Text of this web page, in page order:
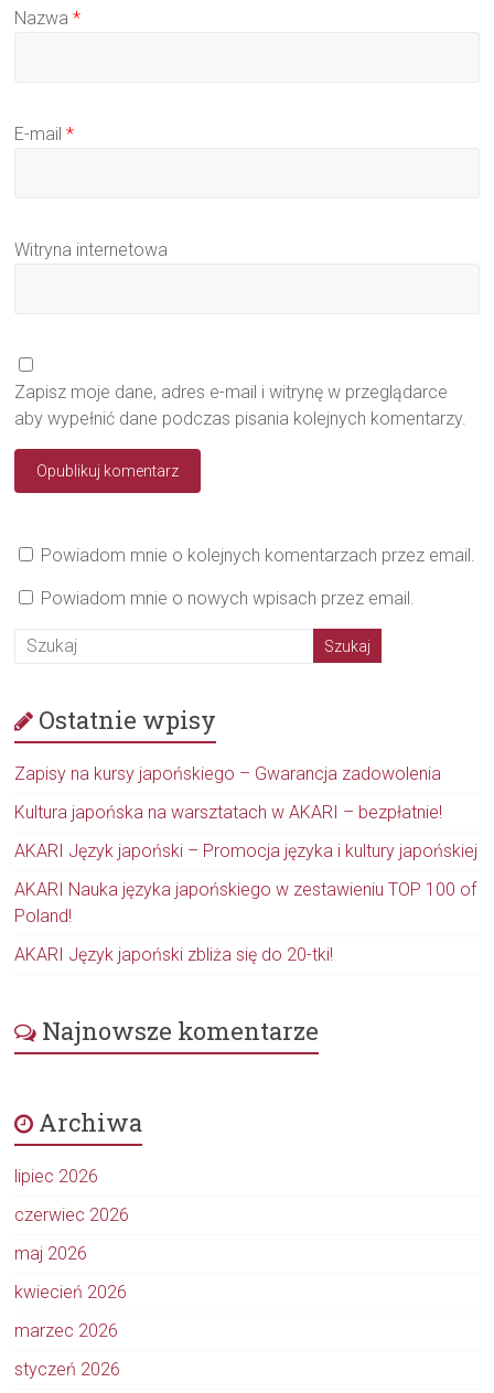
Nazwa*
E-mail*
Witryna internetowa
Zapisz moje dane, adres e-mail i witrynę w przeglądarce
aby wypełnić dane podczas pisania kolejnych komentarzy.
Powiadom mnie o kolejnych komentarzach przez email.
Powiadom mnie o nowych wpisach przez email.
Ostatnie wpisy
Zapisy na kursy japońskiego – Gwarancja zadowolenia
Kultura japońska na warsztatach w AKARI – bezpłatnie!
AKARI Język japoński – Promocja języka i kultury japońskiej
AKARI Nauka języka japońskiego w zestawieniu TOP 100 of
Poland!
AKARI Język japoński zbliża się do 20-tki!
Najnowsze komentarze
Archiwa
lipiec 2026
czerwiec 2026
maj 2026
kwiecień 2026
marzec 2026
styczeń 2026